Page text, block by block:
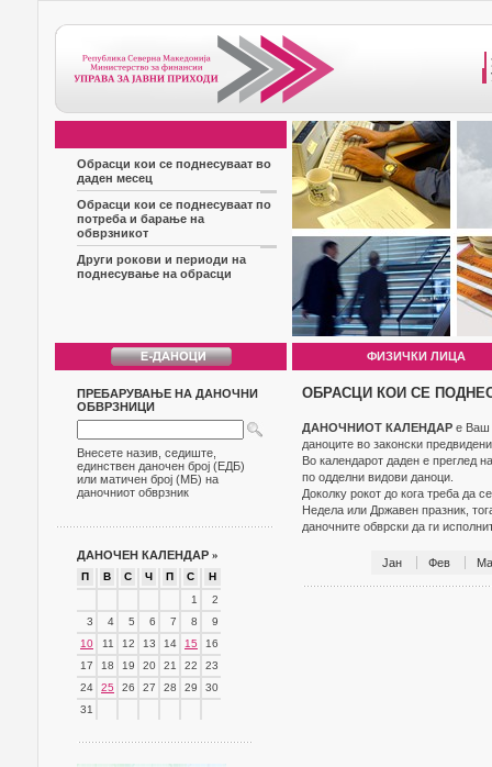
Обрасци кои се поднесуваат во
даден месец
Обрасци кои се поднесуваат по
потреба и барање на
обврзникот
Други рокови и периоди на
поднесување на обрасци
ФИЗИЧКИ ЛИЦА
ПРЕБАРУВАЊЕ НА ДАНОЧНИ
ОБВРЗНИЦИ
Внесете назив, седиште,
единствен даночен број (ЕДБ)
или матичен број (МБ) на
даночниот обврзник
ДАНОЧЕН КАЛЕНДАР »
П В С Ч П С
Н
1
2
3
4 5 6 7 8
9
10
11 12 13 14 15
16
17
18 19 20 21 22
23
24
25 26 27 28 29
30
31
ОБРАСЦИ КОИ СЕ
ДАНОЧНИОТ КАЛЕНДАР е Ваш
даноците во законски
Во календарот даден е преглед
по одделни видови даноци.
Доколку рокот до кога треба да
Недела или Државен празник,
даночните обврски да ги
Јан Фев